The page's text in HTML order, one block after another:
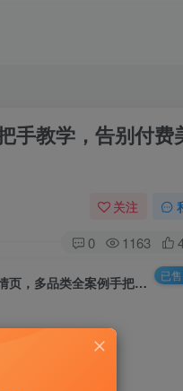
手教学，告别付费
关注
0 1163
AIGC+电商实战课，AI一键直出商品详情页，多品类全案例手把手教学，告别付费美工(更新0704) 已